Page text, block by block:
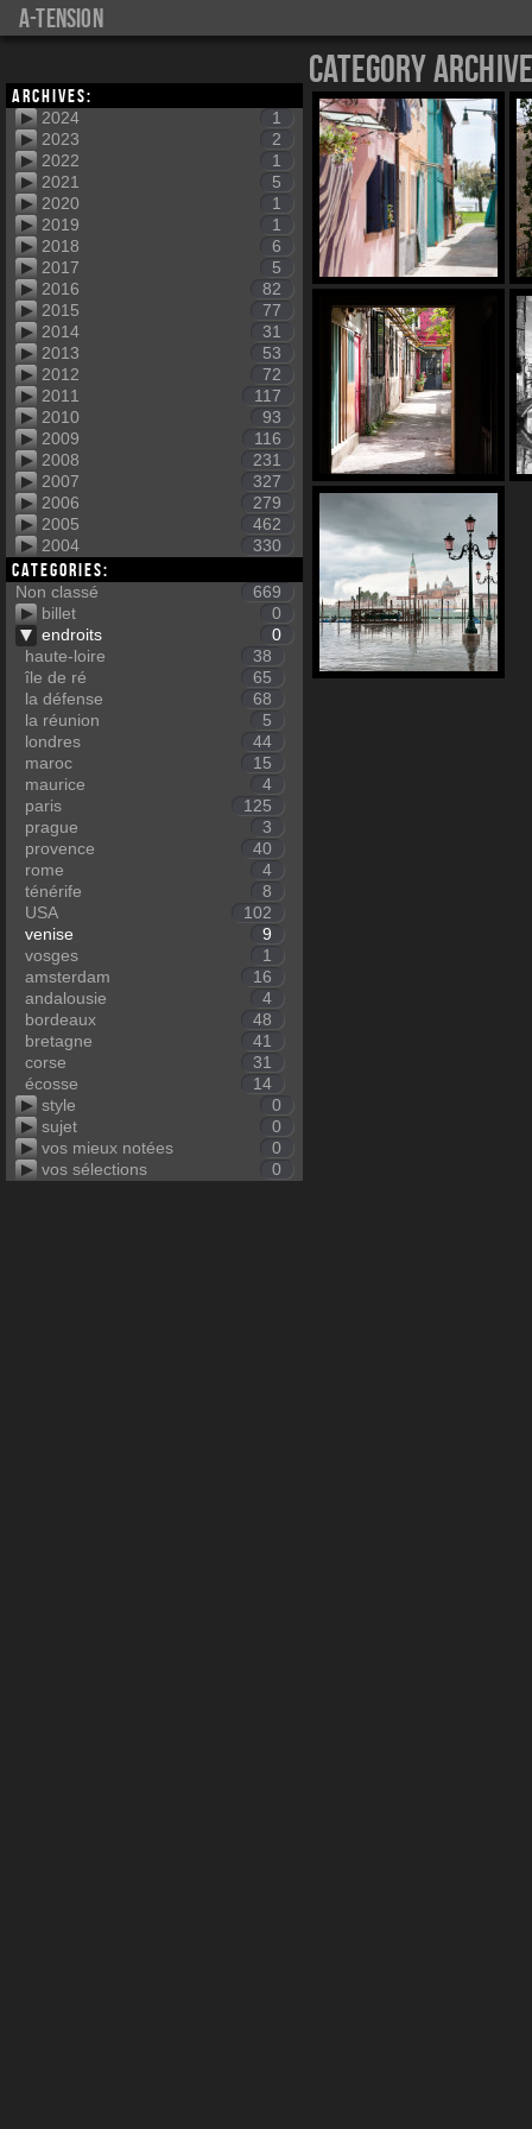
a-tension
Archives:
2024
1
2023
2
2022
1
2021
5
2020
1
2019
1
2018
6
2017
5
2016
82
2015
77
2014
31
2013
53
2012
72
2011
117
2010
93
2009
116
2008
231
2007
327
2006
279
2005
462
2004
330
Categories:
Non classé
669
billet
0
endroits
0
haute-loire
38
île de ré
65
la défense
68
la réunion
5
londres
44
maroc
15
maurice
4
paris
125
prague
3
provence
40
rome
4
ténérife
8
USA
102
venise
9
vosges
1
amsterdam
16
andalousie
4
bordeaux
48
bretagne
41
corse
31
écosse
14
style
0
sujet
0
vos mieux notées
0
vos sélections
0
Category